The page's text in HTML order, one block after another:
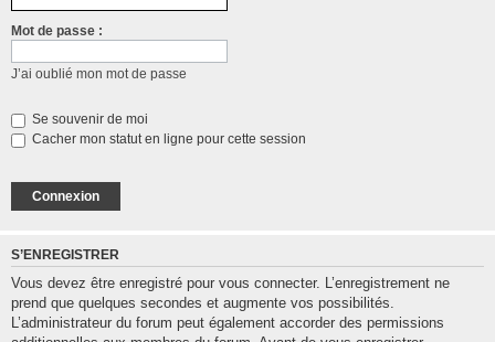
Mot de passe :
J’ai oublié mon mot de passe
Se souvenir de moi
Cacher mon statut en ligne pour cette session
S’ENREGISTRER
Vous devez être enregistré pour vous connecter. L’enregistrement ne
prend que quelques secondes et augmente vos possibilités.
L’administrateur du forum peut également accorder des permissions